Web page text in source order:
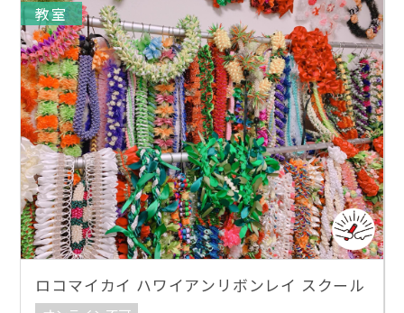
教室
ロコマイカイ ハワイアンリボンレイ スクール